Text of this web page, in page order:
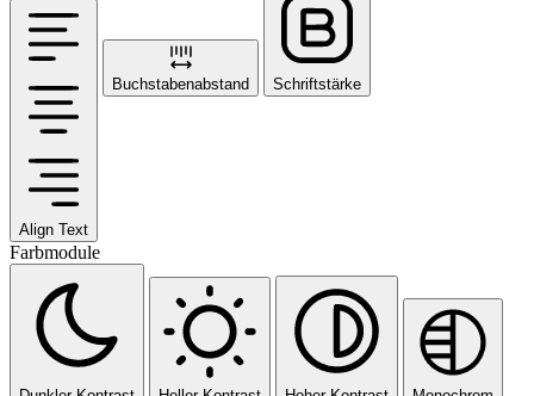
Align Text
Buchstabenabstand Schriftstärke
Farbmodule